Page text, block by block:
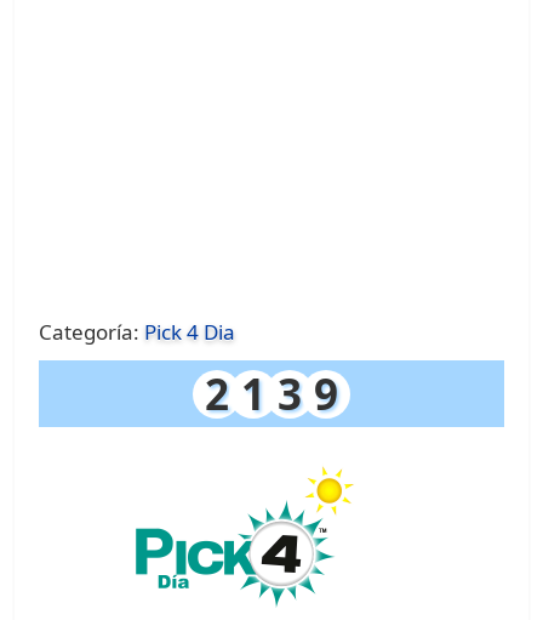
Categoría: Pick 4 Dia
2 1 3 9